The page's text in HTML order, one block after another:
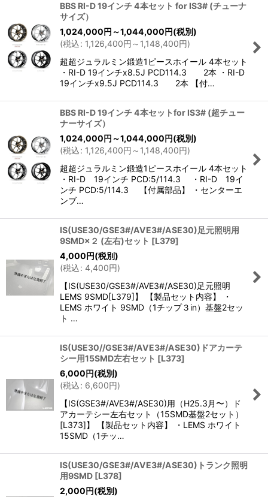
BBS RI-D 19インチ 4本セット for IS3# (チューナ
サイズ）
1,024,000円 ～1,044,000円(税別)
(税込: 1,126,400円 ～1,148,400円)
超超ジュラルミン鍛造1ピースホイール 4本セット
・RI-D 19インチx8.5J PCD114.3 2本 ・RI-D
19インチx9.5J PCD114.3 2本 【付…
BBS RI-D 19インチ 4本セットfor IS3# (超チュー
ナーサイズ）
1,024,000円 ～1,044,000円(税別)
(税込: 1,126,400円 ～1,148,400円)
超超ジュラルミン鍛造1ピースホイール 4本セット
・RI-D 19インチ PCD:5/114.3 ・RI-D 19イ
ンチ PCD:5/114.3 【付属部品】 ・センターエ
ンブ…
IS(USE30/GSE3#/AVE3#/ASE30)足元照明用
9SMD×２ (左右)セット [L379]
4,000円(税別)
(税込: 4,400円)
【IS(USE30/GSE3#/AVE3#/ASE30)足元照明
LEMS 9SMD[L379]】 【製品セット内容】 ・
LEMS ホワイト 9SMD（1チップ３in）基盤2セッ
ト …
IS(USE30//GSE3#/AVE3#/ASE30)ドアカーテ
シー用15SMD左右セット [L373]
6,000円(税別)
(税込: 6,600円)
【IS(GSE3#/AVE3#/ASE30)用（H25.3月〜）ド
アカーテシー左右セット（15SMD基盤2セット）
[L373]】 【製品セット内容】 ・LEMS ホワイト
15SMD（1チッ…
IS(USE30/GSE3#/AVE3#/ASE30)トランク照明
用9SMD [L378]
2,000円(税別)